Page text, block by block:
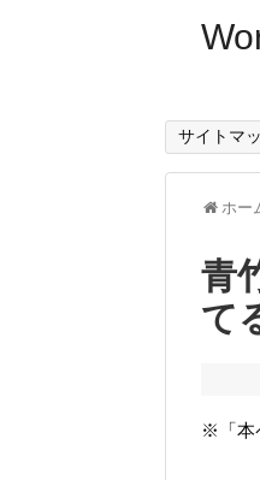
サイトマ
ホー
青
て
※「本